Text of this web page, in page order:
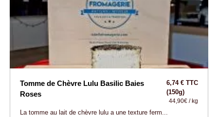
Tomme de Chèvre Lulu Basilic Baies
Roses
6,74 € TTC
(150g)
44,90€ / kg
La tomme au lait de chèvre lulu a une texture ferm...